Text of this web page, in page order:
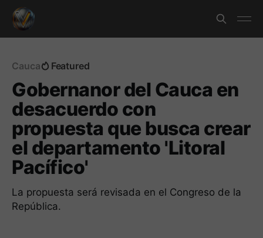
Cauca Featured
Gobernanor del Cauca en
desacuerdo con
propuesta que busca crear
el departamento 'Litoral
Pacífico'
La propuesta será revisada en el Congreso de la
República.